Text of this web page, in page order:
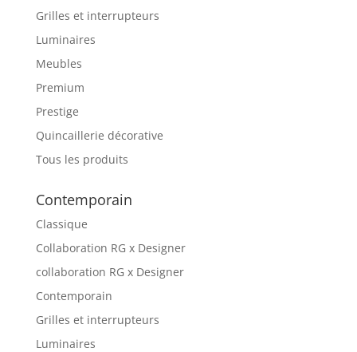
Grilles et interrupteurs
Luminaires
Meubles
Premium
Prestige
Quincaillerie décorative
Tous les produits
Contemporain
Classique
Collaboration RG x Designer
collaboration RG x Designer
Contemporain
Grilles et interrupteurs
Luminaires